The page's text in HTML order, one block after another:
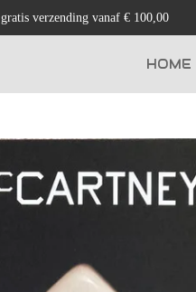
gratis verzending vanaf € 100,00
HOME